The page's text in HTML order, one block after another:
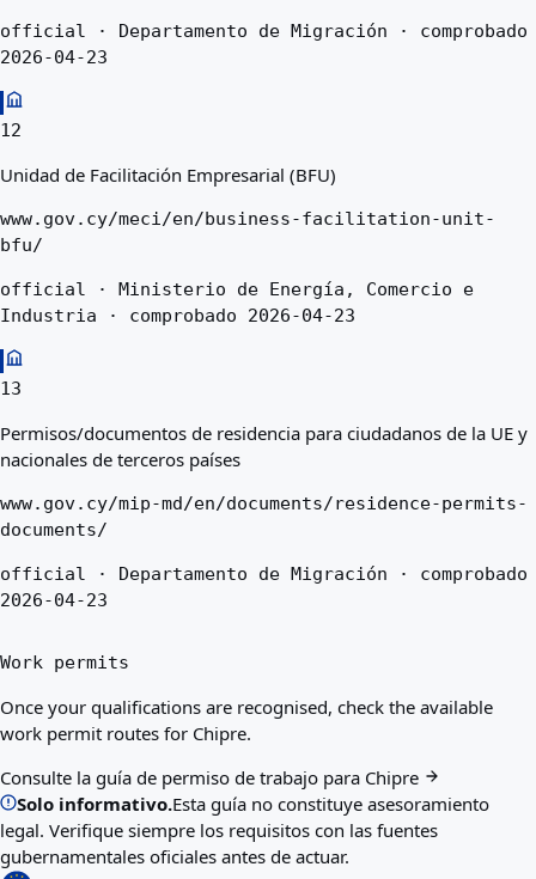
official · Departamento de Migración · comprobado
2026-04-23
12
Unidad de Facilitación Empresarial (BFU)
www.gov.cy/meci/en/business-facilitation-unit-
bfu/
official · Ministerio de Energía, Comercio e
Industria · comprobado 2026-04-23
13
Permisos/documentos de residencia para ciudadanos de la UE y
nacionales de terceros países
www.gov.cy/mip-md/en/documents/residence-permits-
documents/
official · Departamento de Migración · comprobado
2026-04-23
Work permits
Once your qualifications are recognised, check the available
work permit routes for Chipre.
Consulte la guía de permiso de trabajo para Chipre
Solo informativo.Esta guía no constituye asesoramiento
legal. Verifique siempre los requisitos con las fuentes
gubernamentales oficiales antes de actuar.